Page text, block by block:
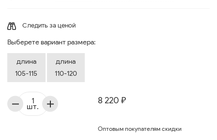
Следить за ценой
Выберете вариант размера:
длина
105-115
длина
110-120
8 220 ₽
Оптовым покупателям скидки
шт.